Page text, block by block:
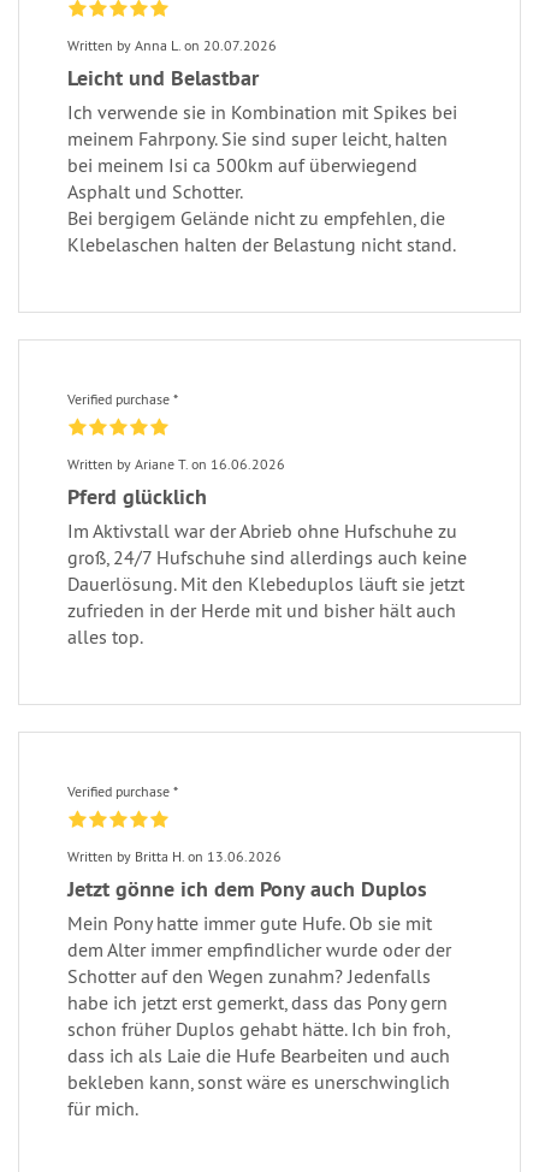
Written by Anna L. on 20.07.2026
Leicht und Belastbar
Ich verwende sie in Kombination mit Spikes bei
meinem Fahrpony. Sie sind super leicht, halten
bei meinem Isi ca 500km auf überwiegend
Asphalt und Schotter.
Bei bergigem Gelände nicht zu empfehlen, die
Klebelaschen halten der Belastung nicht stand.
Verified purchase *
Written by Ariane T. on 16.06.2026
Pferd glücklich
Im Aktivstall war der Abrieb ohne Hufschuhe zu
groß, 24/7 Hufschuhe sind allerdings auch keine
Dauerlösung. Mit den Klebeduplos läuft sie jetzt
zufrieden in der Herde mit und bisher hält auch
alles top.
Verified purchase *
Written by Britta H. on 13.06.2026
Jetzt gönne ich dem Pony auch Duplos
Mein Pony hatte immer gute Hufe. Ob sie mit
dem Alter immer empfindlicher wurde oder der
Schotter auf den Wegen zunahm? Jedenfalls
habe ich jetzt erst gemerkt, dass das Pony gern
schon früher Duplos gehabt hätte. Ich bin froh,
dass ich als Laie die Hufe Bearbeiten und auch
bekleben kann, sonst wäre es unerschwinglich
für mich.